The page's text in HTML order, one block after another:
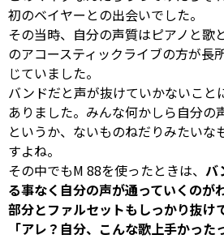
初のベイヤーとの出会いでした。
その当時、自分の声質はピアノと歌
のアコースティックライブの方が長
じていました。
バンドだと声が抜けていかないこと
ありました。みんな何かしら自分の
というか、ないものねだりみたいな
すよね。
その中でもM 88を使ったときは、 バ
る事なく自分の声が通っていくのが
部分とファルセットもしっかり抜け
「アレ？自分、こんな歌上手かっ